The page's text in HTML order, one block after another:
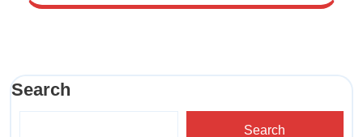
Search
Search